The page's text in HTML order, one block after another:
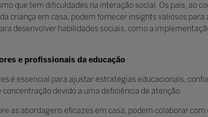
que tem dificuldades na interação social. Os pais, ao
criança em casa, podem fornecer insights valiosos para
desenvolver habilidades sociais, como a
e profissionais da educação
é essencial para ajustar estratégias educacionais,
devido a uma deficiência de atenção.
as abordagens eficazes em casa, podem colaborar com